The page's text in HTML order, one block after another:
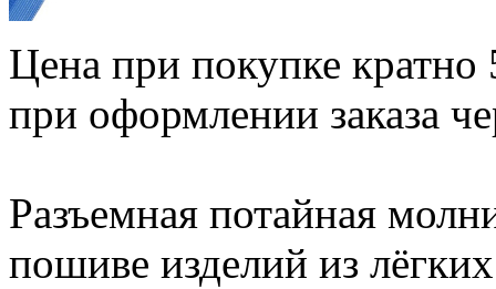
Цена при покупке
при оформлении заказа
Разъемная потайная
пошиве изделий из